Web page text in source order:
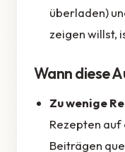
überladen)
zeigen willst,
Wann diese
Zu wenige
Rezepten
Beiträgen